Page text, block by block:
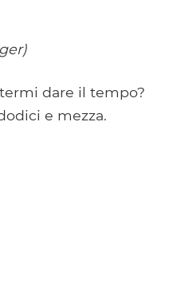
dare il tempo?
e mezza.